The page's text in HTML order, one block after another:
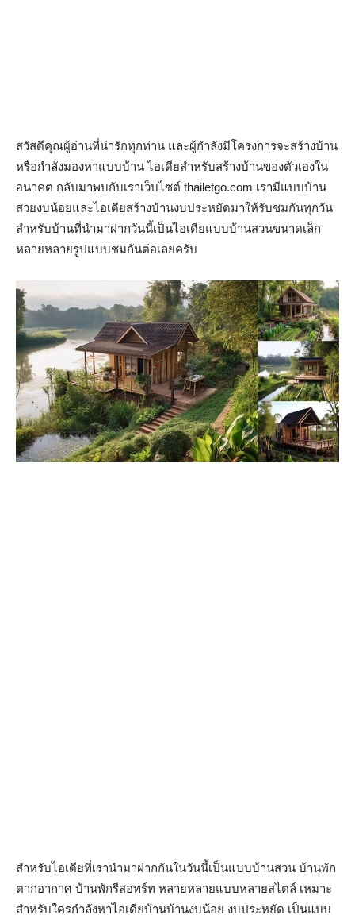
สวัสดีคุณผู้อ่านที่น่ารักทุกท่าน และผู้กำลังมีโครงการจะสร้างบ้าน
หรือกำลังมองหาแบบบ้าน ไอเดียสำหรับสร้างบ้านของตัวเองใน
อนาคต กลับมาพบกับเราเว็บไซต์ thailetgo.com เรามีแบบบ้าน
สวยงบน้อยและไอเดียสร้างบ้านงบประหยัดมาให้รับชมกันทุกวัน
สำหรับบ้านที่นำมาฝากวันนี้เป็นไอเดียแบบบ้านสวนขนาดเล็ก
หลายหลายรูปแบบชมกันต่อเลยครับ
สำหรับไอเดียที่เรานำมาฝากกันในวันนี้เป็นแบบบ้านสวน บ้านพัก
ตากอากาศ บ้านพักรีสอทร์ท หลายหลายแบบหลายสไตล์ เหมาะ
สำหรับใครกำลังหาไอเดียบ้านบ้านงบน้อย งบประหยัด เป็นแบบ